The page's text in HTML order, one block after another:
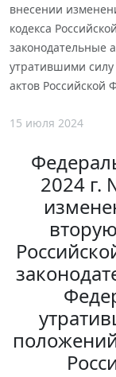
внесении
кодекса
законодательные
утратившими
актов Российской
15 июля 2024
2024 г.